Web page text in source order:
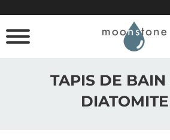
TAPIS DE BAIN
DIATOMITE